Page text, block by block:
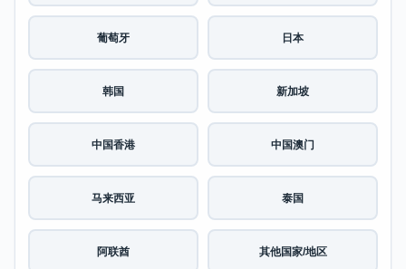
葡萄牙 日本
韩国 新加坡
中国香港 中国澳门
马来西亚 泰国
阿联酋 其他国家/地区